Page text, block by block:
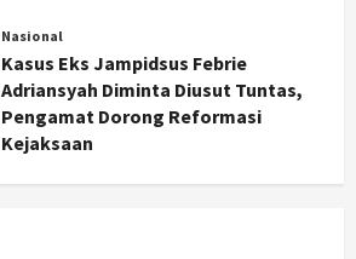
Politik
Karwito Komitmen Perbaikan Jalan
Desa Sidomukti dengan Cor Beton
Bertahap
Agustus 6, 2026